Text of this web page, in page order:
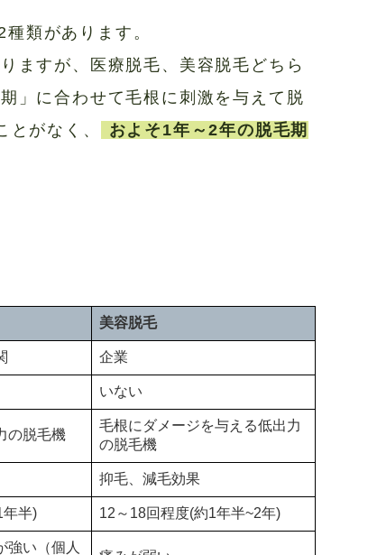
種類があります。
ますが、医療脱毛、美容脱毛どちら
」に合わせて毛根に刺激を与えて脱
がなく、
およそ1年～2年の脱毛期
美容脱毛
企業
いない
の脱毛機
毛根にダメージを与える低出力
の脱毛機
抑毛、減毛効果
年半) 12～18回程度(約1年半~2年)
強い（個人